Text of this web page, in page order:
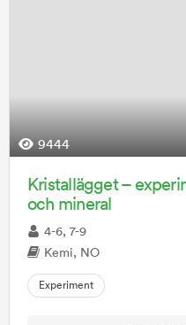
9444
Kristallägget –
och mineral
4-6, 7-9
Kemi, NO
Experiment